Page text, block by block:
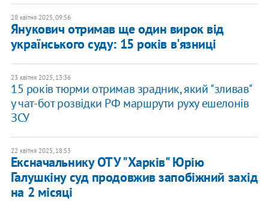
28 квітня 2025, 09:56
Янукович отримав ще один вирок від
українського суду: 15 років в'язниці
23 квітня 2025, 13:36
15 років тюрми отримав зрадник, який "зливав"
у чат-бот розвідки РФ маршрути руху ешелонів
ЗСУ
22 квітня 2025, 18:53
Ексначальнику ОТУ "Харків" Юрію
Галушкіну суд продовжив запобіжний захід
на 2 місяці